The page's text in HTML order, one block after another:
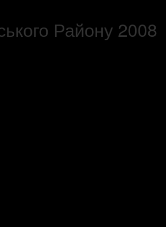
Району 2008